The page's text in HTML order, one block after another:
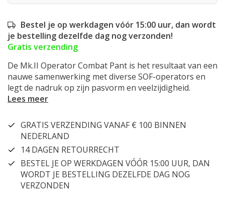
Bestel je op werkdagen vóór 15:00 uur, dan wordt
je bestelling dezelfde dag nog verzonden!
Gratis verzending
De Mk.II Operator Combat Pant is het resultaat van een
nauwe samenwerking met diverse SOF-operators en
legt de nadruk op zijn pasvorm en veelzijdigheid.
Lees meer
GRATIS VERZENDING VANAF € 100 BINNEN
NEDERLAND
14 DAGEN RETOURRECHT
BESTEL JE OP WERKDAGEN VÓÓR 15:00 UUR, DAN
WORDT JE BESTELLING DEZELFDE DAG NOG
VERZONDEN